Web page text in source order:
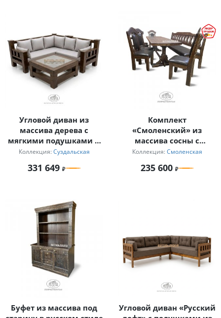
Угловой диван из
массива дерева с
мягкими подушками и
журнальный столик для
Коллекция: Суздальская
331 649
Комплект
«Смоленский» из
массива сосны с
мягкими сиденьями
Коллекция: Смоленская
235 600
Буфет из массива под
Угловой диван «Русский